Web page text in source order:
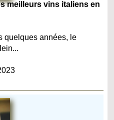
meilleurs vins italiens en
quelques années, le